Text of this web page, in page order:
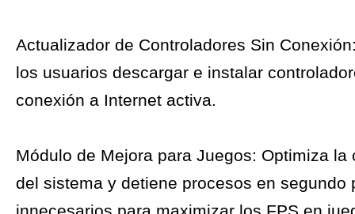
Actualizador de Controladores Sin
los usuarios descargar e instalar
conexión a Internet activa.
Módulo de Mejora para Juegos: Optimiza la
del sistema y detiene procesos en segundo